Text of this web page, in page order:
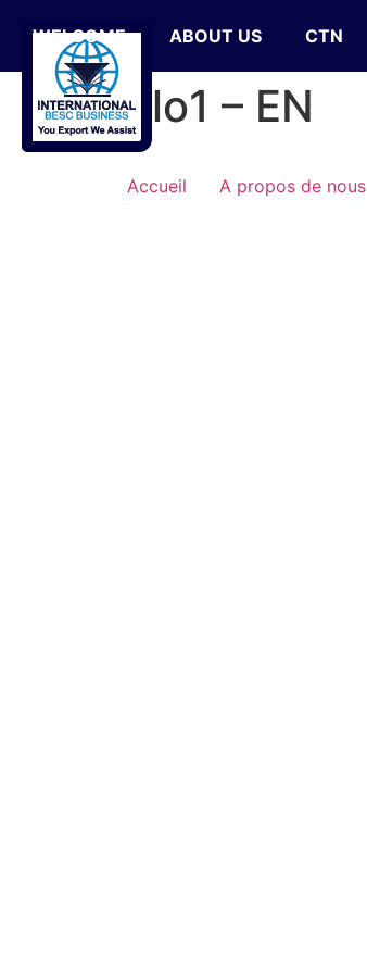
WELCOME ABOUT US CTN
Allo1 – EN
Accueil A propos de nous